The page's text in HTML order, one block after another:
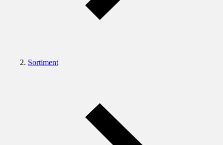
Sortiment